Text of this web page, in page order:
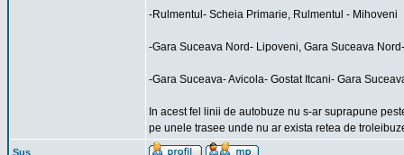
-Rulmentul- Scheia Primarie, Rulmentul - Mihoveni
-Gara Suceava Nord- Lipoveni, Gara Suceava
-Gara Suceava- Avicola- Gostat Itcani- Gara
In acest fel linii de autobuze nu s-ar suprapune
pe unele trasee unde nu ar exista retea de
Sus